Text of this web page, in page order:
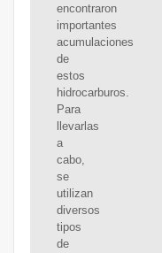
encontraron
importantes
acumulaciones
de
estos
hidrocarburos.
Para
llevarlas
a
cabo,
se
utilizan
diversos
tipos
de